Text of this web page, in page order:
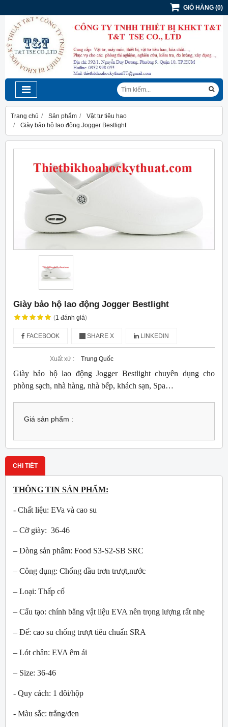
GIỎ HÀNG (0)
Trang chủ Sản phẩm
Vật tư tiêu hao
Giày bảo hộ lao động Jogger Bestlight
Giày bảo hộ lao động Jogger Bestlight
(1 đánh giá)
FACEBOOK SHARE X LINKEDIN
Xuất xứ : Trung Quốc
Giày bảo hộ lao động Jogger Bestlight chuyên dụng cho
phòng sạch, nhà hàng, nhà bếp, khách sạn, Spa…
Giá sản phẩm :
CHI TIẾT
THÔNG TIN SẢN PHẨM:
- Chất liệu: EVa và cao su
– Cỡ giày: 36-46
– Dòng sản phẩm: Food S3-S2-SB SRC
– Công dụng: Chống dầu trơn trượt,nước
– Loại: Thấp cổ
– Cấu tạo: chính bằng vật liệu EVA nên trọng lượng rất nhẹ
– Đế: cao su chống trượt tiêu chuẩn SRA
– Lót chân: EVA êm ái
– Size: 36-46
- Quy cách: 1 đôi/hộp
- Màu sắc: trắng/đen